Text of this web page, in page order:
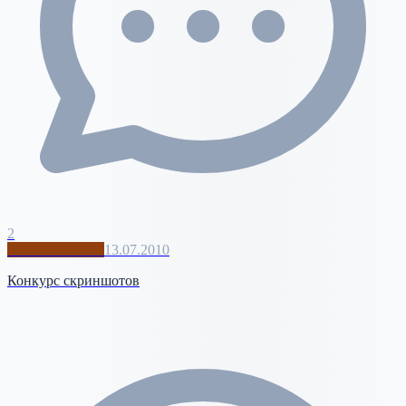
2
13.07.2010
Конкурс скриншотов